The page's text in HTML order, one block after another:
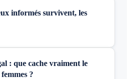
informés survivent, les
: que cache vraiment le
?